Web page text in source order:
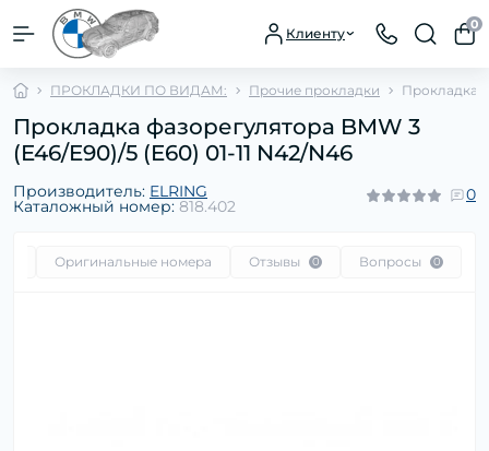
Клиенту
0
ПРОКЛАДКИ ПО ВИДАМ: Прочие прокладки Прокладка
Прокладка фазорегулятора BMW 3
(E46/E90)/5 (E60) 01-11 N42/N46
Производитель: ELRING
Каталожный номер: 818.402
0
Оригинальные номера Отзывы 0 Вопросы 0